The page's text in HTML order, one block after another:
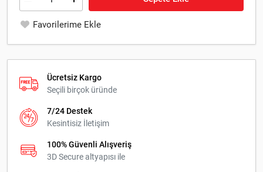
Favorilerime Ekle
Ücretsiz Kargo
Seçili birçok üründe
7/24 Destek
Kesintisiz İletişim
100% Güvenli Alışveriş
3D Secure altyapısı ile